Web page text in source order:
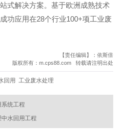
式解决方案。基于欧洲成熟技术
功应用在28个行业100+项工业废
【责任编辑】：依斯倍
版权所有：m.cps88.com 转载请注明出处
回用 工业废水处理
统工程
水回用工程